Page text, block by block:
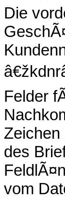
Die
Felder
des
vom